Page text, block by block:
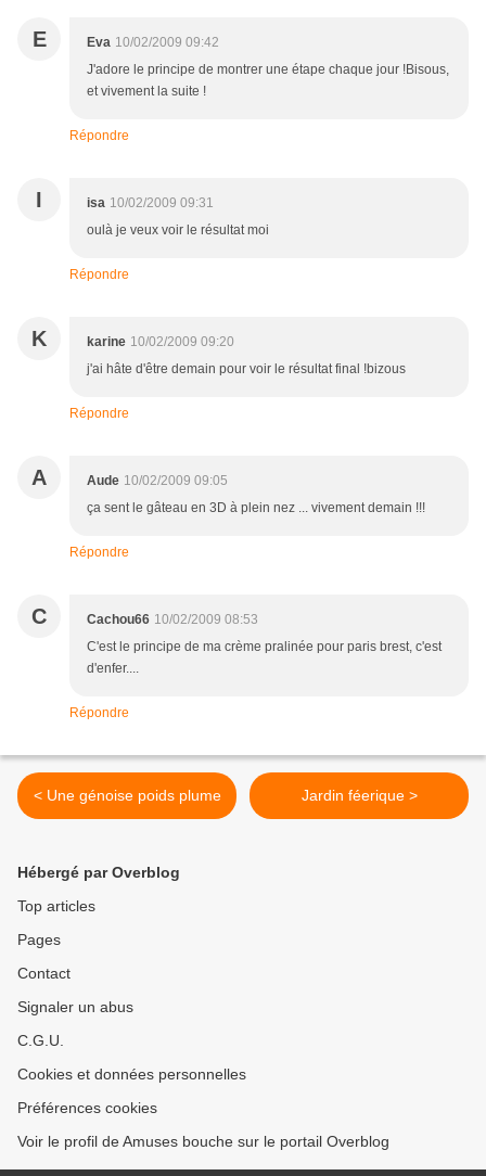
E Eva 10/02/2009 09:42
J'adore le principe de montrer une étape chaque jour !Bisous,
et vivement la suite !
Répondre
I isa 10/02/2009 09:31
oulà je veux voir le résultat moi
Répondre
K karine 10/02/2009 09:20
j'ai hâte d'être demain pour voir le résultat final !bizous
Répondre
A Aude 10/02/2009 09:05
ça sent le gâteau en 3D à plein nez ... vivement demain !!!
Répondre
C Cachou66 10/02/2009 08:53
C'est le principe de ma crème pralinée pour paris brest, c'est
d'enfer....
Répondre
< Une génoise poids plume Jardin féerique >
Hébergé par Overblog
Top articles
Pages
Contact
Signaler un abus
C.G.U.
Cookies et données personnelles
Préférences cookies
Voir le profil de Amuses bouche sur le portail Overblog